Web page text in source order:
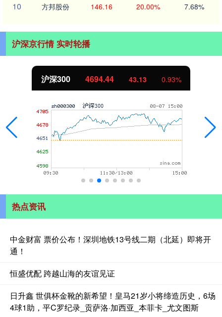
10 方邦股份 146.16 20.00% 7.68%
沪深京行情 实时轮播
沪深300 4694.44 43.13 0.93%
热点资讯
中金财富 票价公布！深圳地铁13号线二期（北延）即将开
通！
恒盛优配 跨越山海的友谊见证
日升鑫 世俱杯金靴的新希望！皇马21岁小将缔造历史，6场
4球1助，平C罗纪录_贡萨洛·加西亚_本菲卡_尤文图斯